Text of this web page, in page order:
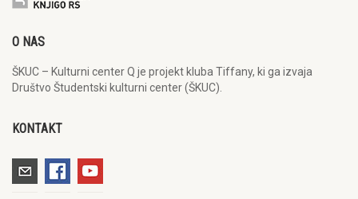
O NAS
ŠKUC – Kulturni center Q je projekt kluba Tiffany, ki ga izvaja
Društvo Študentski kulturni center (ŠKUC).
KONTAKT